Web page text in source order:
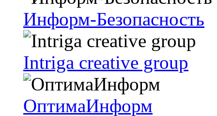
Информ-Безопасность
Intriga creative group
ОптимаИнформ